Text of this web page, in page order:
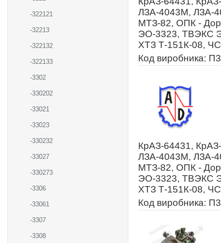
-322121
-32213
-322132
-322133
-3302
-330202
-33021
-33023
-330232
-33027
-330273
-3306
-33061
-3307
-3308
ЛЗА-4043М, ЛЗА-
МТЗ-82, ОПК -
ЭО-3323, ТВЭКС
ХТЗ Т-151К-08,
Код виробника:
КрАЗ-64431,
ЛЗА-4043М, ЛЗА-
МТЗ-82, ОПК -
ЭО-3323, ТВЭКС
ХТЗ Т-151К-08,
Код виробника: